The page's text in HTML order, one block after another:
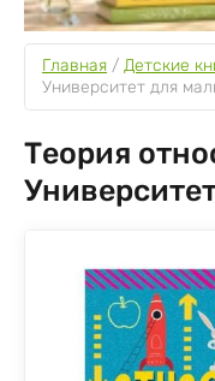
Главная / Детские
Университет для
Теория